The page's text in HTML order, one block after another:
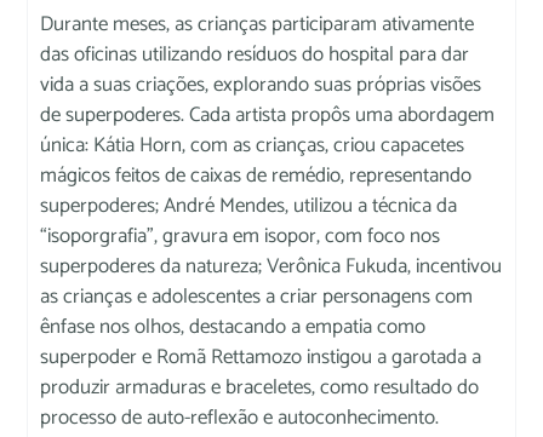
Durante meses, as crianças participaram ativamente
das oficinas utilizando resíduos do hospital para dar
vida a suas criações, explorando suas próprias visões
de superpoderes. Cada artista propôs uma abordagem
única: Kátia Horn, com as crianças, criou capacetes
mágicos feitos de caixas de remédio, representando
superpoderes; André Mendes, utilizou a técnica da
“isoporgrafia”, gravura em isopor, com foco nos
superpoderes da natureza; Verônica Fukuda, incentivou
as crianças e adolescentes a criar personagens com
ênfase nos olhos, destacando a empatia como
superpoder e Romã Rettamozo instigou a garotada a
produzir armaduras e braceletes, como resultado do
processo de auto-reflexão e autoconhecimento.